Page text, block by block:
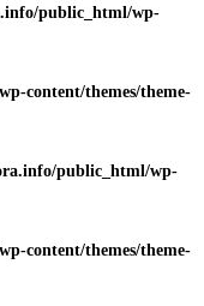
public_html/wp-
content/themes/theme-
public_html/wp-
content/themes/theme-